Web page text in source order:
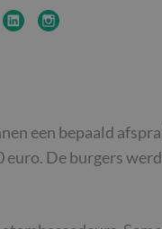
een bepaald
De burgers